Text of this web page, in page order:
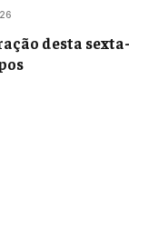
desta sexta-